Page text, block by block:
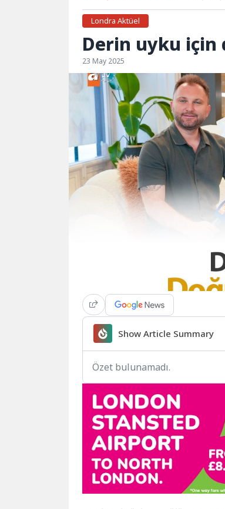
Londra Aktüel
Derin uyku
23 May 2025
Show Article Summary
Özet bulunamadı.